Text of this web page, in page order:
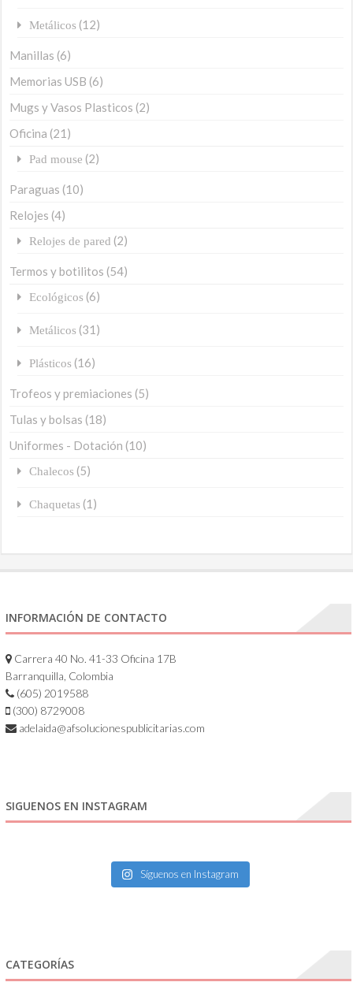
Metálicos (12)
Manillas (6)
Memorias USB (6)
Mugs y Vasos Plasticos (2)
Oficina (21)
Pad mouse (2)
Paraguas (10)
Relojes (4)
Relojes de pared (2)
Termos y botilitos (54)
Ecológicos (6)
Metálicos (31)
Plásticos (16)
Trofeos y premiaciones (5)
Tulas y bolsas (18)
Uniformes - Dotación (10)
Chalecos (5)
Chaquetas (1)
INFORMACIÓN DE CONTACTO
Carrera 40 No. 41-33 Oficina 17B
Barranquilla, Colombia
(605) 2019588
(300) 8729008
adelaida@afsolucionespublicitarias.com
SIGUENOS EN INSTAGRAM
Síguenos en Instagram
CATEGORÍAS